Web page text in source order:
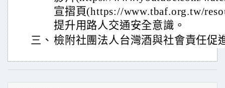
宣摺頁(https://www.tbaf.org.tw/
提升用路人交通安全意識。
三、 檢附社團法人台灣酒與社會責任促